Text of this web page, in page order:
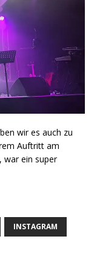
wir es auch zu
Auftritt am
war ein super
INSTAGRAM